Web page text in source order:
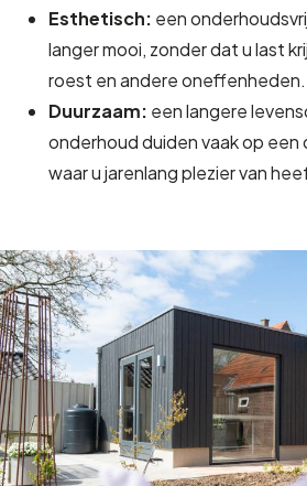
Esthetisch: een
langer mooi, zonder dat u last
roest en andere oneffenheden.
Duurzaam: een langere
onderhoud duiden vaak op een
waar u jarenlang plezier van